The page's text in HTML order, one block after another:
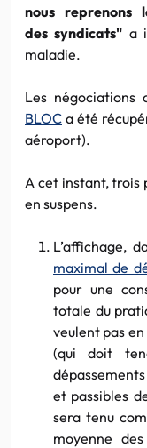
nous reprenons
des syndicats" a
maladie.
Les négociations
BLOC a été
aéroport).
A cet instant, trois
en suspens.
L’affichage,
maximal de
pour une
totale du
veulent pas
(qui doit
et passibles
sera tenu
moyenne